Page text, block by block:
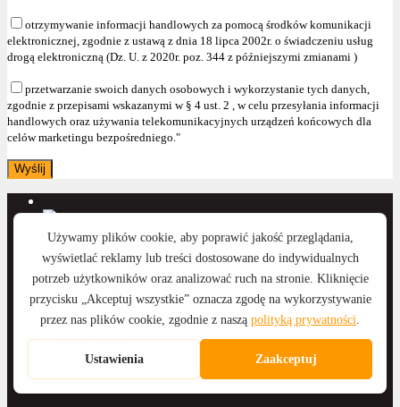
otrzymywanie informacji handlowych za pomocą środków komunikacji
elektronicznej, zgodnie z ustawą z dnia 18 lipca 2002r. o świadczeniu usług
drogą elektroniczną (Dz. U. z 2020r. poz. 344 z późniejszymi zmianami )
przetwarzanie swoich danych osobowych i wykorzystanie tych danych,
zgodnie z przepisami wskazanymi w § 4 ust. 2 , w celu przesyłania informacji
handlowych oraz używania telekomunikacyjnych urządzeń końcowych dla
celów marketingu bezpośredniego."
Anna Wyka